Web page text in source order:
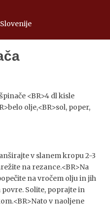
<BR>4 dl kisle
olje,<BR>sol, poper,
v slanem kropu 2-3
na rezance.<BR>Na
na vročem olju in jih
povre. Solite, poprajte in
v naoljene